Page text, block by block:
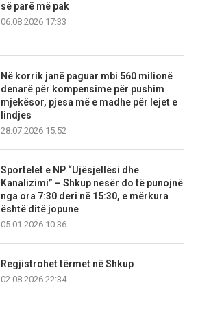
së parë më pak
06.08.2026 17:33
Në korrik janë paguar mbi 560 milionë
denarë për kompensime për pushim
mjekësor, pjesa më e madhe për lejet e
lindjes
28.07.2026 15:52
Sportelet e NP “Ujësjellësi dhe
Kanalizimi” – Shkup nesër do të punojnë
nga ora 7:30 deri në 15:30, e mërkura
është ditë jopune
05.01.2026 10:36
Regjistrohet tërmet në Shkup
02.08.2026 22:34